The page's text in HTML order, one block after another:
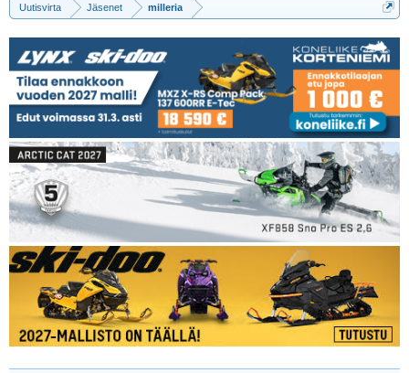
Uutisvirta Jäsenet milleria